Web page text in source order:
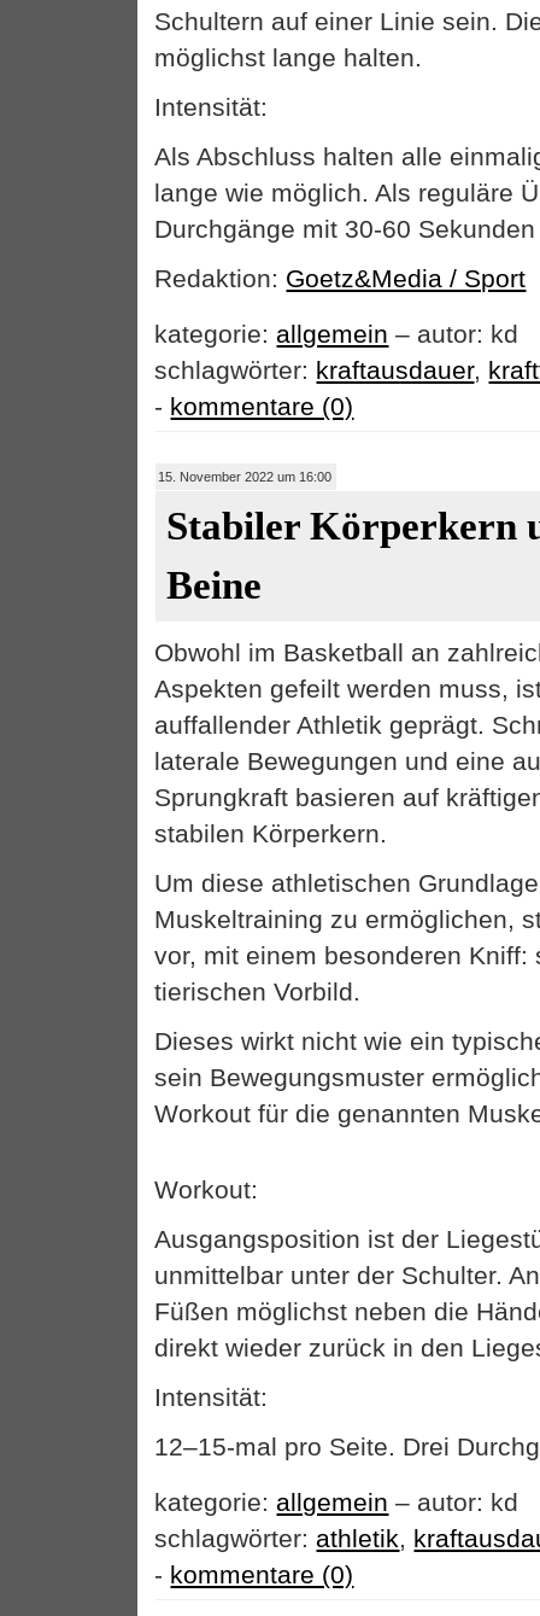
Schultern auf einer Linie sein.
möglichst lange halten.
Intensität:
Als Abschluss halten alle
lange wie möglich. Als reguläre
Durchgänge mit 30-60
Redaktion: Goetz&Media / Sport
kategorie: allgemein – autor: kd
schlagwörter: kraftausdauer,
- kommentare (0)
15. November 2022 um 16:00
Stabiler Körperkern
Beine
Obwohl im Basketball an
Aspekten gefeilt werden muss,
auffallender Athletik geprägt.
laterale Bewegungen und eine
Sprungkraft basieren auf
stabilen Körperkern.
Um diese athletischen
Muskeltraining zu ermöglichen,
vor, mit einem besonderen
tierischen Vorbild.
Dieses wirkt nicht wie ein
sein Bewegungsmuster
Workout für die genannten
Workout:
Ausgangsposition ist der
unmittelbar unter der Schulter.
Füßen möglichst neben die
direkt wieder zurück in den
Intensität:
12–15-mal pro Seite. Drei
kategorie: allgemein – autor: kd
schlagwörter: athletik,
- kommentare (0)